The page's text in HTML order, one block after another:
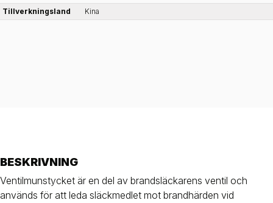
Tillverkningsland
Kina
BESKRIVNING
Ventilmunstycket är en del av brandsläckarens ventil och
används för att leda släckmedlet mot brandhärden vid